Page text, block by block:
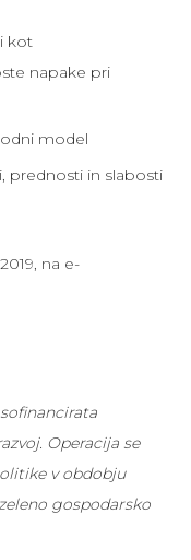
kot
napake pri
model
prednosti in slabosti
na e-
Operacija se
v obdobju
gospodarsko